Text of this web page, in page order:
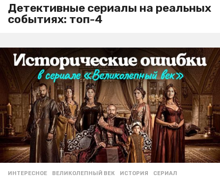
Детективные сериалы на реальных
событиях: топ-4
ИНТЕРЕСНОЕ ВЕЛИКОЛЕПНЫЙ ВЕК ,ИСТОРИЯ ,СЕРИАЛ